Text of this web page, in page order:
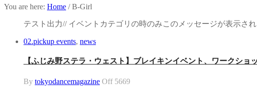
You are here: Home /B-Girl
テスト出力// イベントカテゴリの時のみこのメッセージが表示さ
02.pickup events, news
【ふじみ野ステラ・ウェスト】ブレイキンイベント、ワークショ
By tokyodancemagazine Off 5669